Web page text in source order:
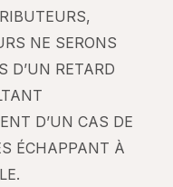
NE SERONS
D’UN RETARD
D’UN CAS DE
ÉCHAPPANT À